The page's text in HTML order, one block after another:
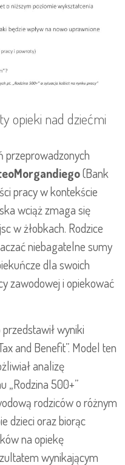
opieki nad dziećmi
przeprowadzonych
(Bank
pracy w kontekście
wciąż zmaga się
w żłobkach. Rodzice
niebagatelne sumy
dla swoich
zawodowej i opiekować
wyniki
and Benefit”. Model ten
analizę
„Rodzina 500+”
rodziców o różnym
dzieci oraz biorąc
na opiekę
wynikającym